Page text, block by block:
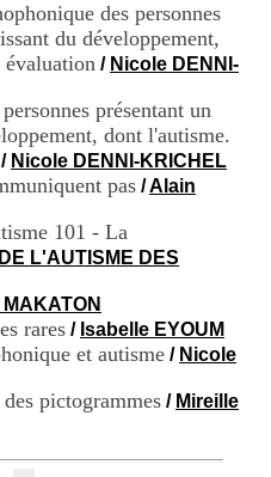
des personnes
du développement,
évaluation / Nicole DENNI-
présentant un
dont l'autisme.
/ Nicole DENNI-KRICHEL
pas /Alain
101 - La
L'AUTISME DES
rares / Isabelle EYOUM
et autisme / Nicole
pictogrammes / Mireille